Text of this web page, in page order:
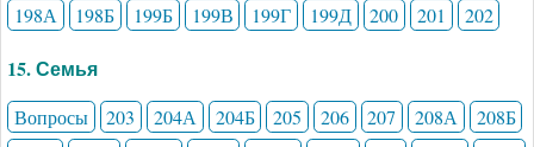
198А
198Б 199Б 199В 199Г 199Д 200 201 202
15. Семья
Вопросы 203 204А 204Б 205 206 207 208А
208Б